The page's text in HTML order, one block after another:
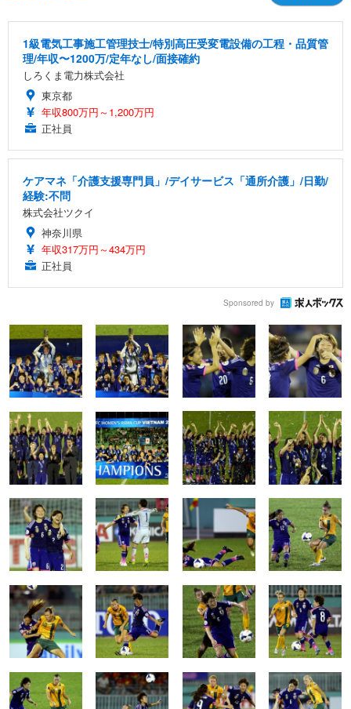
1級電気工事施工管理技士/特別高圧受変電設備の工程・品質管
理/年収〜1200万/定年なし/面接確約
しろくま電力株式会社
東京都
年収800万円～1,200万円
正社員
ケアマネ「介護支援専門員」/デイサービス「通所介護」/日勤/
経験:不問
株式会社ツクイ
神奈川県
年収317万円～434万円
正社員
Sponsored by